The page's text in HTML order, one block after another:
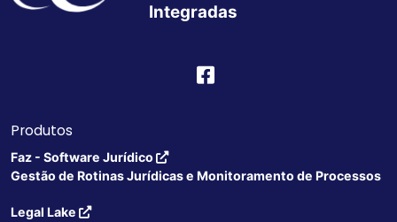
Integradas
Produtos
Faz - Software Jurídico
Gestão de Rotinas Jurídicas e Monitoramento de Processos
Legal Lake